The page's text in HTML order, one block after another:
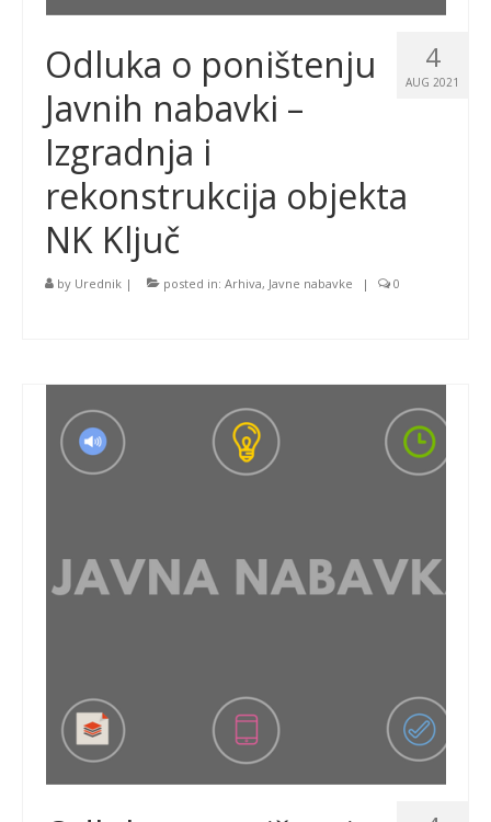
4
AUG 2021
Odluka o poništenju
Javnih nabavki –
Izgradnja i
rekonstrukcija objekta
NK Ključ
by Urednik | posted in: Arhiva, Javne nabavke | 0